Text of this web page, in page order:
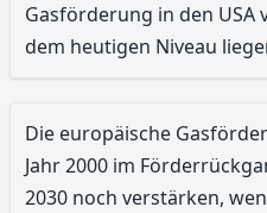
Gasförderung in den
dem heutigen Niveau
Die europäische
Jahr 2000 im
2030 noch verstärken,